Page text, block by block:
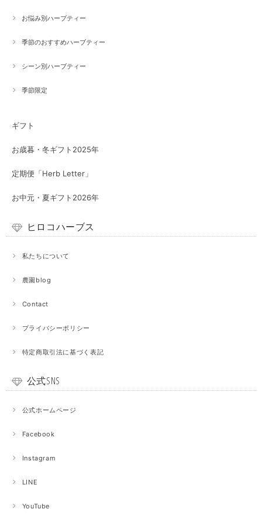
お悩み別ハーブティー
季節のおすすめハーブティー
シーン別ハーブティー
季節限定
ギフト
お歳暮・冬ギフト2025年
定期便「Herb Letter」
お中元・夏ギフト2026年
ヒロコハーブス
私たちについて
農園blog
Contact
プライバシーポリシー
特定商取引法に基づく表記
公式SNS
公式ホームページ
Facebook
Instagram
LINE
YouTube